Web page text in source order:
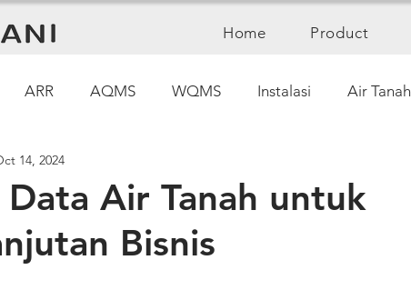
Home Product
ARR AQMS WQMS Instalasi Air Tanah
Data Air Tanah untuk
Bisnis
14, 2024